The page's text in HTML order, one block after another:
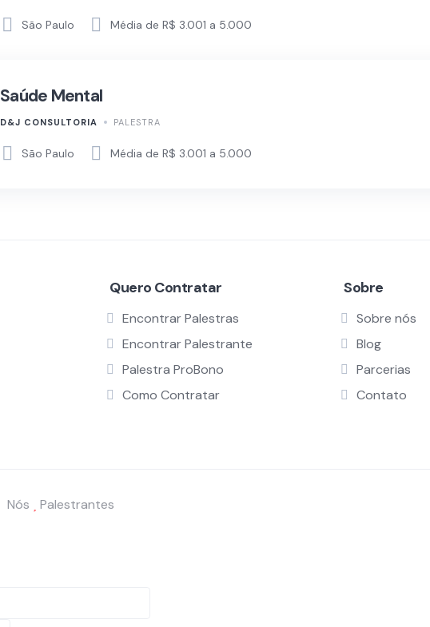
São Paulo Média de R$ 3.001 a 5.000
Saúde Mental
D&J CONSULTORIA PALESTRA
São Paulo Média de R$ 3.001 a 5.000
Quero Contratar
Encontrar Palestras
Encontrar Palestrante
Palestra ProBono
Como Contratar
Sobre
Sobre nós
Blog
Parcerias
Contato
Nós Palestrantes